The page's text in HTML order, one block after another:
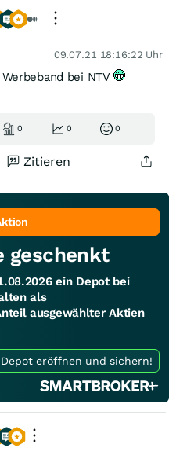
09.07.21 18:16:22 Uhr
bei NTV
0 0 0
Zitieren
geschenkt
ein Depot bei
als
ausgewählter Aktien
eröffnen und sichern!